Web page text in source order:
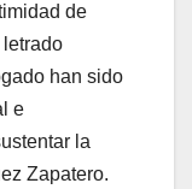
de
letrado
han sido
e
la
Zapatero.